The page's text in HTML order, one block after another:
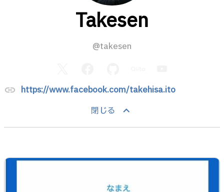
Takesen
@takesen
link https://www.facebook.com/takehisa.ito
閉じる
keyboard_arrow_up